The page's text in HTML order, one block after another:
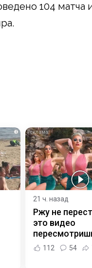
104 матча
i
21 ч. назад
Ржу не
это видео
112 54